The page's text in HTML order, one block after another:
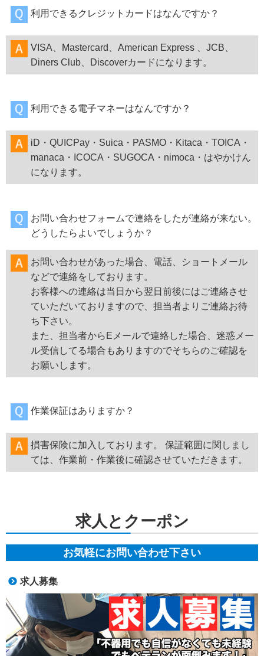
利用できるクレジットカードはなんですか？
VISA、Mastercard、American Express 、JCB、
Diners Club、Discoverカードになります。
利用できる電子マネーはなんですか？
iD・QUICPay・Suica・PASMO・Kitaca・TOICA・
manaca・ICOCA・SUGOCA・nimoca・はやかけん
になります。
お問い合わせフォームで連絡をしたが連絡が来ない。
どうしたらよいでしょうか？
お問い合わせがあった場合、電話、ショートメール
などで連絡をしております。
お客様への連絡は当日から翌日前後にはご連絡させ
ていただいておりますので、担当者よりご連絡お待
ち下さい。
また、担当者からEメールで連絡した場合、迷惑メー
ル受信してる場合もありますのでそちらのご確認を
お願いします。
作業保証はありますか？
損害保険に加入しております。 保証範囲に関しまし
ては、作業前・作業後に確認させていただきます。
求人とクーポン
お気軽にお問い合わせ下さい
求人募集